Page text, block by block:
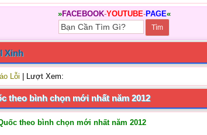
»FACEBOOK-YOUTUBE-PAGE«
Xinh
Lỗi | Lượt Xem:
theo bình chọn mới nhất năm 2012
theo bình chọn mới nhất năm 2012